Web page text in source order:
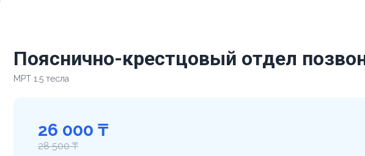
Пояснично-крестцовый отдел
МРТ 1.5 тесла
26 000 ₸
28 500 ₸